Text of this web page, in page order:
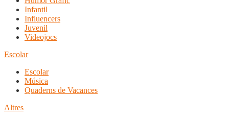
Infantil
Influencers
Juvenil
Videojocs
Escolar
Escolar
Música
Quaderns de Vacances
Altres